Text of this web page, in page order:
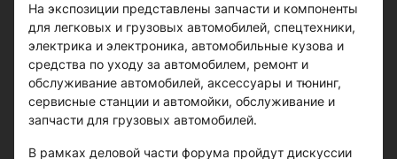
На экспозиции представлены запчасти и компоненты
для легковых и грузовых автомобилей, спецтехники,
электрика и электроника, автомобильные кузова и
средства по уходу за автомобилем, ремонт и
обслуживание автомобилей, аксессуары и тюнинг,
сервисные станции и автомойки, обслуживание и
запчасти для грузовых автомобилей.
В рамках деловой части форума пройдут дискуссии